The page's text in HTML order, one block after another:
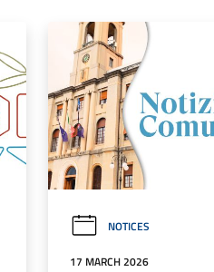
NOTICES
17 MARCH 2026